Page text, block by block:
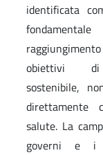
identificata
obiettivi
sostenibile,
direttamente
salute. La
governi e i